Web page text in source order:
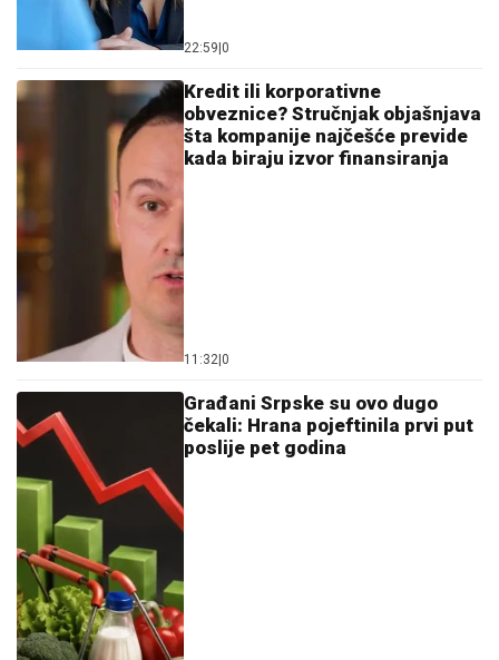
22:59|0
Kredit ili korporativne
obveznice? Stručnjak objašnjava
šta kompanije najčešće previde
kada biraju izvor finansiranja
11:32|0
Građani Srpske su ovo dugo
čekali: Hrana pojeftinila prvi put
poslije pet godina